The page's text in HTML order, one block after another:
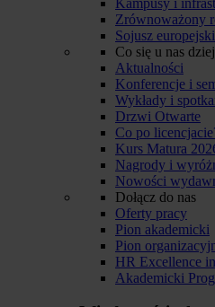
Zrównoważony
Sojusz
Co się u nas
Aktualności
Konferencje i
Wykłady i
Drzwi Otwarte
Co po
Kurs Matura
Nagrody i
Nowości
Dołącz do nas
Oferty pracy
Pion akademicki
Pion
HR Excellence
Akademicki